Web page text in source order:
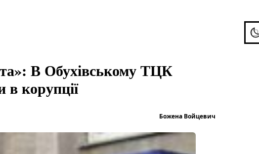
В Обухівському ТЦК
корупції
Божена Войцевич